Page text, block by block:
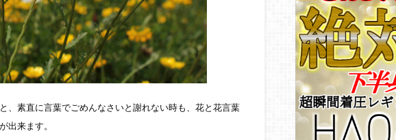
、素直に言葉でごめんなさいと謝れない時も、花と花言葉
出来ます。